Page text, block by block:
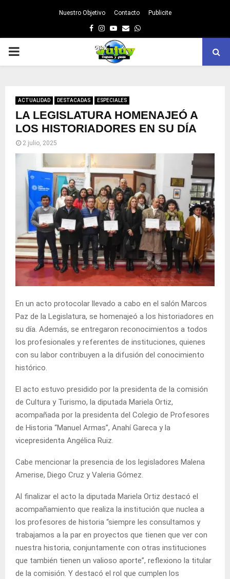
Nuestro Objetivo Contacto Publicite
Facebook
Instagram
Youtube
EmailWhatsapp
PRIMARY
ACTUALIDAD DESTACADAS ESPECIALES
LA LEGISLATURA HOMENAJEÓ A
LOS HISTORIADORES EN SU DÍA
2 julio, 2025
En un acto protocolar llevado a cabo en el salón Marcos
Paz de la Legislatura, se homenajeó a los historiadores en
su día. Además, se entregaron reconocimientos a todos
los profesionales y referentes de instituciones, quienes
con su labor contribuyen a la difusión del conocimiento
histórico.
El acto estuvo presidido por la presidenta de la comisión
de Cultura y Turismo, la diputada Mariela Ortiz,
acompañada por la presidenta del Colegio de Profesores
de Historia “Manuel Armas”, Anahí Gareca y la
vicepresidenta Angélica Ruiz.
Cabe mencionar la presencia de los legisladores Malena
Amerise, Diego Cruz y Valeria Gómez.
Al finalizar el acto la diputada Mariela Ortiz destacó el
acompañamiento que realiza la institución que nuclea a
los profesores de historia “siempre les consultamos y
trabajamos a la par en proyectos que tienen que ver con
nuestra historia, conjuntamente con otras instituciones
que también tienen un valioso aporte”, reflexiono la titular
de la comisión. Y destacó el rol que cumplen los